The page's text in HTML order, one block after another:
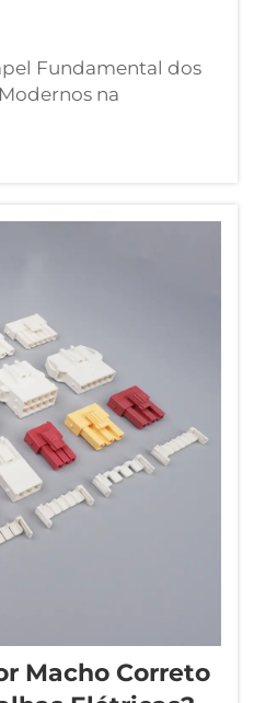
Fundamental dos
na
tecnológica em
conectores macho
fundamentais que
eletrônicos. Fr...
Macho Correto